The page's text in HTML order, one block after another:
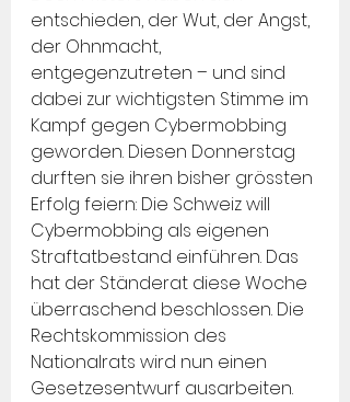
entschieden, der Wut, der Angst,
der Ohnmacht,
entgegenzutreten – und sind
dabei zur wichtigsten Stimme im
Kampf gegen Cybermobbing
geworden. Diesen Donnerstag
durften sie ihren bisher grössten
Erfolg feiern: Die Schweiz will
Cybermobbing als eigenen
Straftatbestand einführen. Das
hat der Ständerat diese Woche
überraschend beschlossen. Die
Rechtskommission des
Nationalrats wird nun einen
Gesetzesentwurf ausarbeiten.